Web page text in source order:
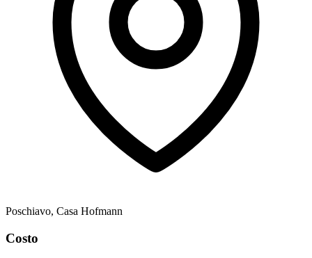
Poschiavo, Casa Hofmann
Costo